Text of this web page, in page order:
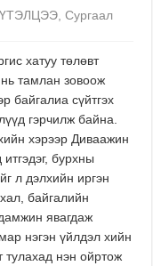
,Сургаал
хатуу төлөвт
тамлан зовоож
байгалиа сүйтгэх
гэрчилж байна.
хэрээр Диваажин
бурхны
л дэлхийн иргэн
байгалийн
явагдаж
нэгэн үйлдэл хийн
тулахад нэн ойртож